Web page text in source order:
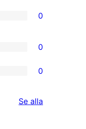
0
0
0
Se alla